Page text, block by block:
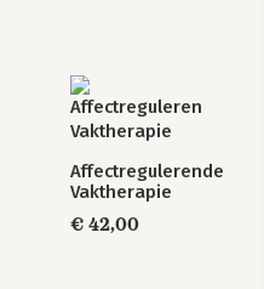
Affectregulerende
Vaktherapie
€ 42,00